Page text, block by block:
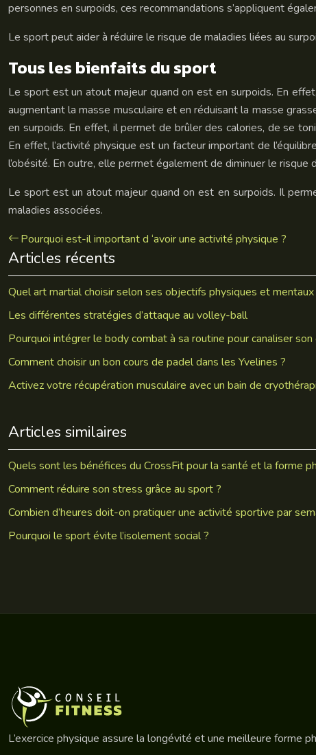
personnes en surpoids, ces recommandations s’appliquent
Le sport peut aider à réduire le risque de maladies liées au
Tous les bienfaits du sport
Le sport est un atout majeur quand on est en surpoids. En
augmentant la masse musculaire et en réduisant la masse
en surpoids. En effet, il permet de brûler des calories, de se
En effet, l’activité physique est un facteur important de
l’obésité. En outre, elle permet également de diminuer le
Le sport est un atout majeur quand on est en surpoids. Il
maladies associées.
Pourquoi est-il important d ‘avoir une activité physique ?
Articles récents
Quel art martial choisir selon ses objectifs physiques et mentaux
Les différentes stratégies d’attaque au volley-ball
Pourquoi intégrer le body combat à sa routine pour canaliser son
Comment choisir un bon cours de padel dans les Yvelines ?
Activez votre récupération musculaire avec un bain de
Articles similaires
Quels sont les bénéfices du CrossFit pour la santé et la forme
Comment réduire son stress grâce au sport ?
Combien d’heures doit-on pratiquer une activité sportive par
Pourquoi le sport évite l’isolement social ?
L’exercice physique assure la longévité et une meilleure forme